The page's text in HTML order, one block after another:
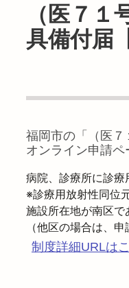
（医７
具備付届
福岡市の「
（医
オンライン申請ペ
病院、診療所に診療
※診療用放射性同位
施設所在地が南区で
制度詳細URLは